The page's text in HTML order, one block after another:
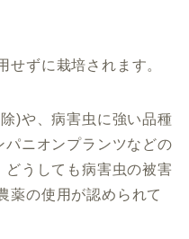
せずに栽培されます。
)や、病害虫に強い品種
パニオンプランツなどの
うしても病害虫の被害
薬の使用が認められて